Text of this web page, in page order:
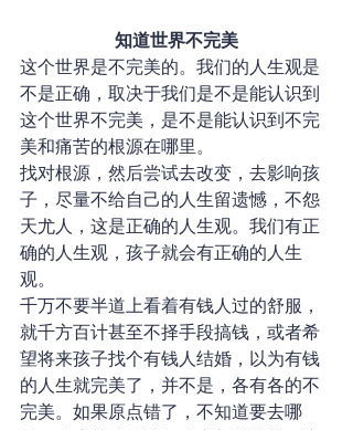
知道世界不完美
这个世界是不完美的。我们的人生观是
不是正确，取决于我们是不是能认识到
这个世界不完美，是不是能认识到不完
美和痛苦的根源在哪里。
找对根源，然后尝试去改变，去影响孩
子，尽量不给自己的人生留遗憾，不怨
天尤人，这是正确的人生观。我们有正
确的人生观，孩子就会有正确的人生
观。
千万不要半道上看着有钱人过的舒服，
就千方百计甚至不择手段搞钱，或者希
望将来孩子找个有钱人结婚，以为有钱
的人生就完美了，并不是，各有各的不
完美。如果原点错了，不知道要去哪